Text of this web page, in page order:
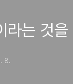
라는 것
8.